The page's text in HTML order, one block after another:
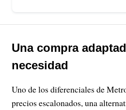
Una compra
necesidad
Uno de los diferenciales de
precios escalonados, una